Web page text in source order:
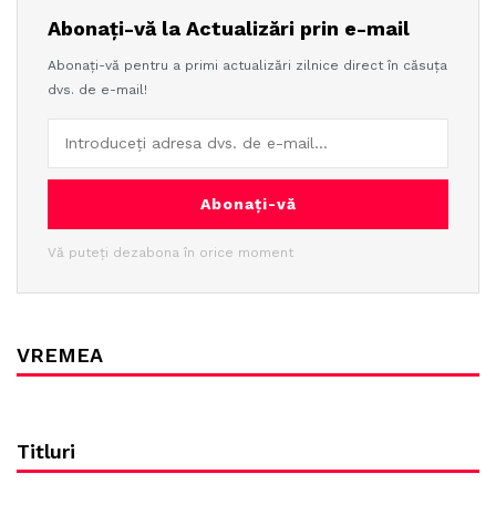
Abonați-vă la Actualizări prin e-mail
Abonați-vă pentru a primi actualizări zilnice direct în căsuța
dvs. de e-mail!
Abonați-vă
Vă puteți dezabona în orice moment
VREMEA
Titluri